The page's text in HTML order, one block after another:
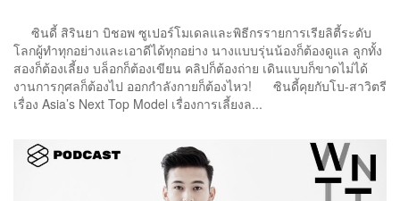
ซินดี้ สิรินยา บิชอพ ซูเปอร์โมเดลและพิธีกรรายการเรียลิตี้ระดับ
โลกผู้ทำทุกอย่างและเอาดีได้ทุกอย่าง นางแบบรุ่นน้องก็ต้องดูแล ลูกทั้ง
สองก็ต้องเลี้ยง บล็อกก็ต้องเขียน คลิปก็ต้องถ่าย เดินแบบก็ขาดไม่ได้
งานการกุศลก็ต้องไป ออกกำลังกายก็ต้องไหว! ซินดี้คุยกับโบ-สาวิตรี
เรื่อง Asia’s Next Top Model เรื่องการเลี้ยงล...